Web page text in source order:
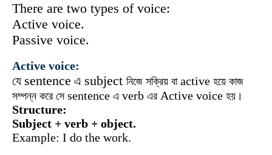
There are two types of voice:
Active voice.
Passive voice.
Active voice:
যে sentence এ subject নিজে সক্রিয় বাactive হয়ে কাজ
সম্পন্ন করে সেsentence এ verb এর Active voice হয়।
Structure:
Subject + verb + object.
Example: I do the work.